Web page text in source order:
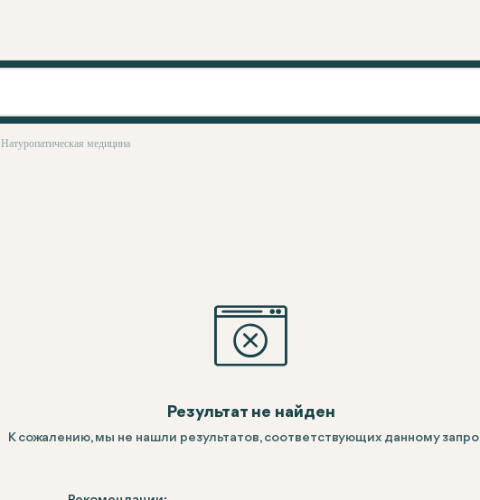
Натуропатическая медицина
Результат не найден
К сожалению, мы не нашли результатов, соответствующих данному